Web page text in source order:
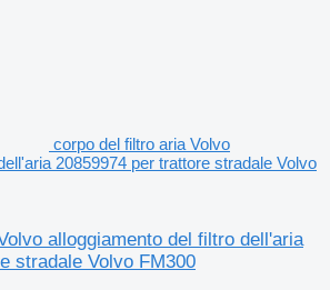
corpo del filtro aria Volvo
20859974 per trattore stradale Volvo
alloggiamento del filtro dell'aria
stradale Volvo FM300